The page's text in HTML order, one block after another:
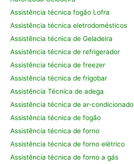
Assistência técnica fogão Lofra
Assistência técnica eletrodomésticos
Assistência técnica de Geladeira
Assistência técnica de refrigerador
Assistência técnica de freezer
Assistência técnica de frigobar
Assistência Técnica de adega
Assistência técnica de ar-condicionado
Assistência técnica de fogão
Assistência técnica de forno
Assistência técnica de forno elétrico
Assistência técnica de forno a gás